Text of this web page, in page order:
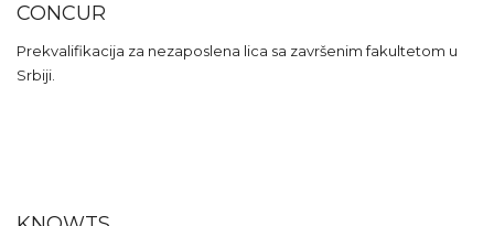
CONCUR
Prekvalifikacija za nezaposlena lica sa završenim fakultetom u
Srbiji.